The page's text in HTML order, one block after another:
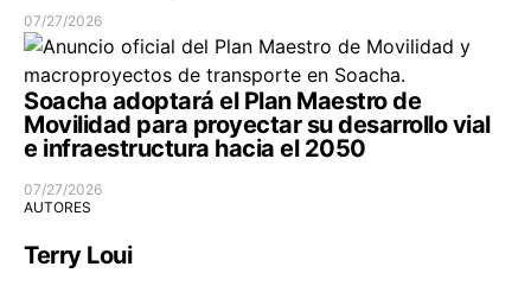
07/27/2026
Soacha adoptará el Plan Maestro de
Movilidad para proyectar su desarrollo vial
e infraestructura hacia el 2050
07/27/2026
AUTORES
Terry Loui